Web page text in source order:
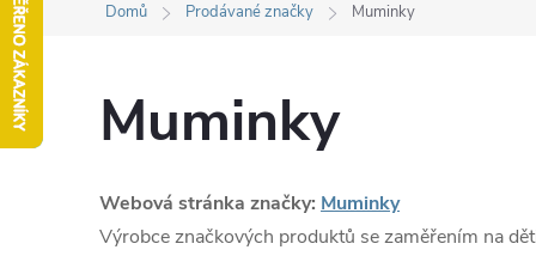
Domů Prodávané značky Muminky
Muminky
Webová stránka značky: Muminky
Výrobce značkových produktů se zaměřením na